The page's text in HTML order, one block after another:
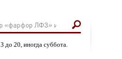
до 20, иногда суббота.